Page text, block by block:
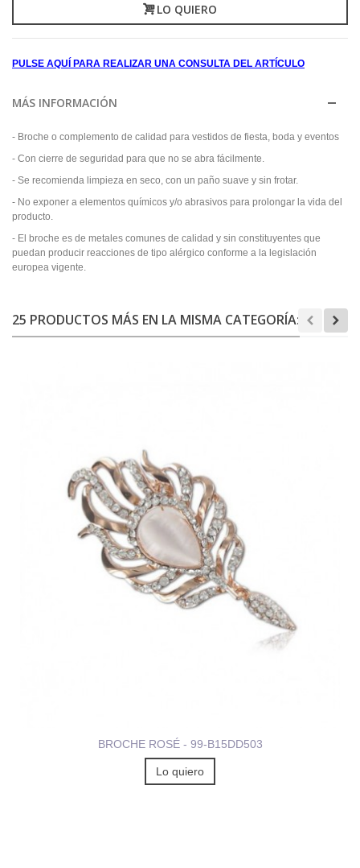
LO QUIERO
PULSE AQUÍ PARA REALIZAR UNA CONSULTA DEL ARTÍCULO
MÁS INFORMACIÓN
- Broche o complemento de calidad para vestidos de fiesta, boda y eventos
- Con cierre de seguridad para que no se abra fácilmente.
- Se recomienda limpieza en seco, con un paño suave y sin frotar.
- No exponer a elementos químicos y/o abrasivos para prolongar la vida del
producto.
- El broche es de metales comunes de calidad y sin constituyentes que
puedan producir reacciones de tipo alérgico conforme a la legislación
europea vigente.
25 PRODUCTOS MÁS EN LA MISMA CATEGORÍA:
BROCHE ROSÉ - 99-B15DD503
Lo quiero